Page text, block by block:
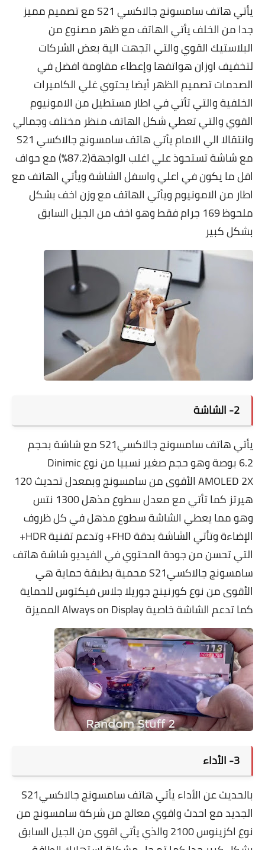
يأتي هاتف سامسونج جالاكسي S21 مع تصميم مميز
جدا من الخلف يأتي الهاتف مع ظهر مصنوع من
البلاستيك القوي والتي اتجهت الية بعض الشركات
لتخفيف اوزان هواتفها وإعطاء مقاومة افضل في
الصدمات تصميم الظهر أيضا يحتوي غلي الكاميرات
الخلفية والتي تأتي في اطار مستطيل من الامونيوم
القوي والتي تعطي شكل الهاتف منظر مختلف وجمالي
وانتقالا الي الامام يأتي هاتف سامسونج جالاكسي S21
مع شاشة تستحوذ علي اغلب الواجهة(87.2٪) مع حواف
اقل ما يكون في اعلي واسفل الشاشة ويأتي الهاتف مع
اطار من الامونيوم ويأتي الهاتف مع وزن اخف بشكل
ملحوظ 169 جرام فقط وهو اخف من الجيل السابق
بشكل كبير
2- الشاشة
يأتي هاتف سامسونج جالاكسيS21 مع شاشة بحجم
6.2 بوصة وهو حجم صغير نسبيا من نوع Dinimic
AMOLED 2X الأقوى من سامسونج وبمعدل تحديث 120
هيرتز كما تأتي مع معدل سطوع مذهل 1300 نتس
وهو مما يعطي الشاشة سطوع مذهل في كل ظروف
الإضاءة وتأتي الشاشة بدقة FHD+ وتدعم تقنية HDR+
التي تحسن من جودة المحتوي في الفيديو شاشة هاتف
سامسونج جالاكسيS21 محمية بطبقة حماية هي
الأقوى من نوع كورنينج جوريلا جلاس فيكتوس للحماية
كما تدعم الشاشة خاصية Always on Display المميزة
3- الأداء
بالحديث عن الأداء يأتي هاتف سامسونج جالاكسيS21
الجديد مع احدث واقوي معالج من شركة سامسونج من
نوع اكزينوس 2100 والذي يأتي اقوي من الجيل السابق